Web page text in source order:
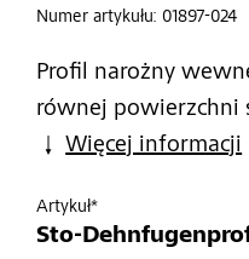
Numer artykułu: 01897-024
Profil narożny
równej powierzchni
Więcej informacji
Artykuł*
Sto-